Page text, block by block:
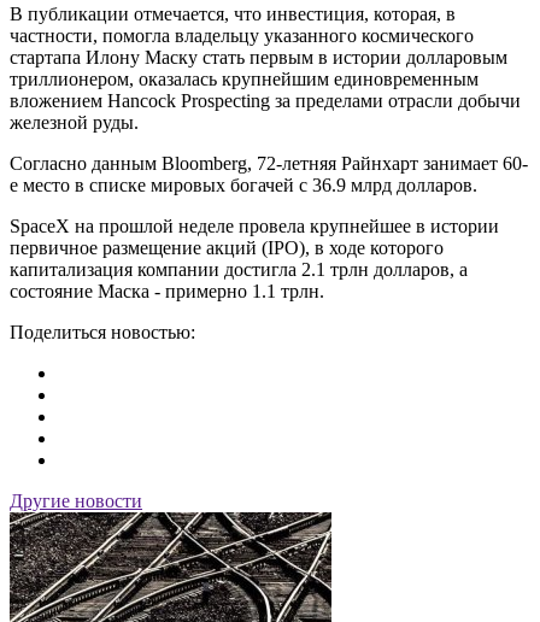
В публикации отмечается, что инвестиция, которая, в
частности, помогла владельцу указанного космического
стартапа Илону Маску стать первым в истории долларовым
триллионером, оказалась крупнейшим единовременным
вложением Hancock Prospecting за пределами отрасли добычи
железной руды.
Согласно данным Bloomberg, 72-летняя Райнхарт занимает 60-
е место в списке мировых богачей с 36.9 млрд долларов.
SpaceX на прошлой неделе провела крупнейшее в истории
первичное размещение акций (IPO), в ходе которого
капитализация компании достигла 2.1 трлн долларов, а
состояние Маска - примерно 1.1 трлн.
Поделиться новостью:
Другие новости